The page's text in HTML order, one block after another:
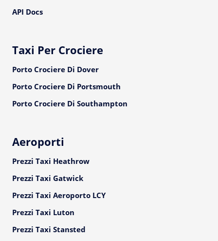
API Docs
Taxi Per Crociere
Porto Crociere Di Dover
Porto Crociere Di Portsmouth
Porto Crociere Di Southampton
Aeroporti
Prezzi Taxi Heathrow
Prezzi Taxi Gatwick
Prezzi Taxi Aeroporto LCY
Prezzi Taxi Luton
Prezzi Taxi Stansted